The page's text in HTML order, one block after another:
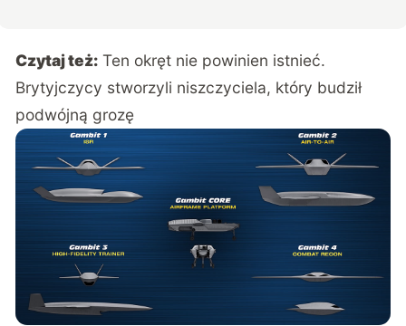
Czytaj też: Ten okręt nie powinien istnieć.
Brytyjczycy stworzyli niszczyciela, który budził
podwójną grozę